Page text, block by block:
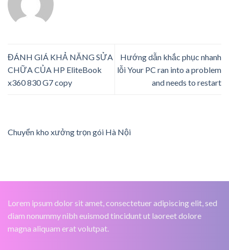
ĐÁNH GIÁ KHẢ NĂNG SỬA
CHỮA CỦA HP EliteBook
x360 830 G7 copy
Hướng dẫn khắc phục nhanh
lỗi Your PC ran into a problem
and needs to restart
Chuyển kho xưởng trọn gói Hà Nội
Lorem ipsum dolor sit amet, consectetuer adipiscing elit, sed
diam nonummy nibh euismod tincidunt ut laoreet dolore
magna aliquam erat volutpat.